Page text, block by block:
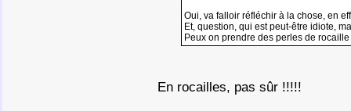
Oui, va falloir réfléchir à la chose, en
Et, question, qui est peut-être idiote,
Peux on prendre des perles de
En rocailles, pas sûr !!!!!